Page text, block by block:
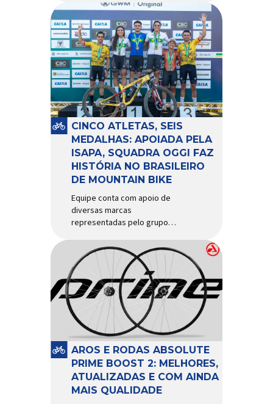
garantir a circulação contínua
do líquido de arrefecimento
entre motor, radiador e demais
componentes do sistema,
controlando a temperatura de
operação e evitando
superaquecimentos. Por
trabalhar constantemente
enquanto o motor está em
funcionamento, a bomba
d’água exige não apenas […]
CINCO ATLETAS, SEIS
MEDALHAS: APOIADA PELA
ISAPA, SQUADRA OGGI FAZ
HISTÓRIA NO BRASILEIRO
DE MOUNTAIN BIKE
Equipe conta com apoio de
diversas marcas
representadas pelo grupo
Finish Lline, Park Tool, Protaper
e Zéfal Histórico. Assim pode
ser definida a participação da
Squadra Oggi no Campeonato
Brasileiro de Mountain Bike
2026, realizado em São José
dos Campos-SP entre os dias
23 e 26 de julho. Com cinco […]
AROS E RODAS ABSOLUTE
PRIME BOOST 2: MELHORES,
ATUALIZADAS E COM AINDA
MAIS QUALIDADE